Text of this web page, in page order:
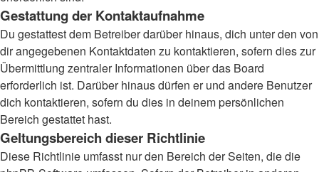
Gestattung der Kontaktaufnahme
Du gestattest dem Betreiber darüber hinaus, dich unter den von
dir angegebenen Kontaktdaten zu kontaktieren, sofern dies zur
Übermittlung zentraler Informationen über das Board
erforderlich ist. Darüber hinaus dürfen er und andere Benutzer
dich kontaktieren, sofern du dies in deinem persönlichen
Bereich gestattet hast.
Geltungsbereich dieser Richtlinie
Diese Richtlinie umfasst nur den Bereich der Seiten, die die